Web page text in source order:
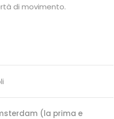
di movimento.
(la prima e